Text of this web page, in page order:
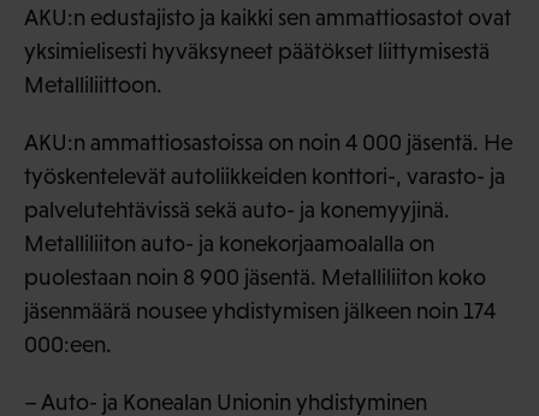
AKU:n edustajisto ja kaikki sen ammattiosastot ovat
yksimielisesti hyväksyneet päätökset liittymisestä
Metalliliittoon.
AKU:n ammattiosastoissa on noin 4 000 jäsentä. He
työskentelevät autoliikkeiden konttori-, varasto- ja
palvelutehtävissä sekä auto- ja konemyyjinä.
Metalliliiton auto- ja konekorjaamoalalla on
puolestaan noin 8 900 jäsentä. Metalliliiton koko
jäsenmäärä nousee yhdistymisen jälkeen noin 174
000:een.
– Auto- ja Konealan Unionin yhdistyminen